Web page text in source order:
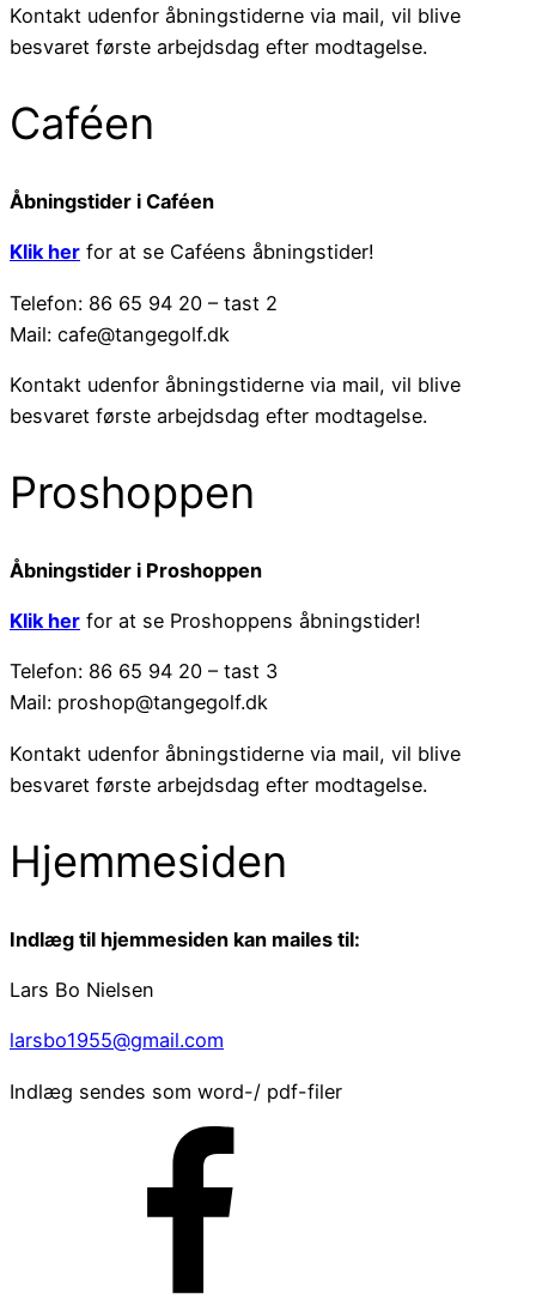
Kontakt udenfor åbningstiderne via mail, vil blive
besvaret første arbejdsdag efter modtagelse.
Caféen
Åbningstider i Caféen
Klik her for at se Caféens åbningstider!
Telefon: 86 65 94 20 – tast 2
Mail: cafe@tangegolf.dk
Kontakt udenfor åbningstiderne via mail, vil blive
besvaret første arbejdsdag efter modtagelse.
Proshoppen
Åbningstider i Proshoppen
Klik her for at se Proshoppens åbningstider!
Telefon: 86 65 94 20 – tast 3
Mail: proshop@tangegolf.dk
Kontakt udenfor åbningstiderne via mail, vil blive
besvaret første arbejdsdag efter modtagelse.
Hjemmesiden
Indlæg til hjemmesiden kan mailes til:
Lars Bo Nielsen
larsbo1955@gmail.com
Indlæg sendes som word-/ pdf-filer